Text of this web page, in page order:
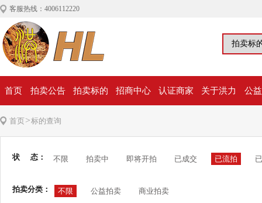
客服热线：4006112220
首页 拍卖公告 拍卖标的 招商中心 认证商家 关于洪力 公
首页>标的查询
状 态： 不限 拍卖中 即将开拍 已成交 已流拍
拍卖分类： 不限 公益拍卖 商业拍卖